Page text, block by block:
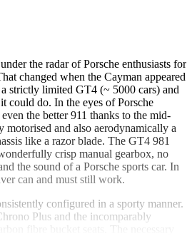
the radar of Porsche enthusiasts for
changed when the Cayman appeared
strictly limited GT4 (~ 5000 cars) and
could do. In the eyes of Porsche
the better 911 thanks to the mid-
and also aerodynamically a
like a razor blade. The GT4 981
crisp manual gearbox, no
the sound of a Porsche sports car. In
can and must still work.
configured in a sporty manner.
Plus and the incomparably
fibre bucket seats. The necessary
such as navigation and xenon lights